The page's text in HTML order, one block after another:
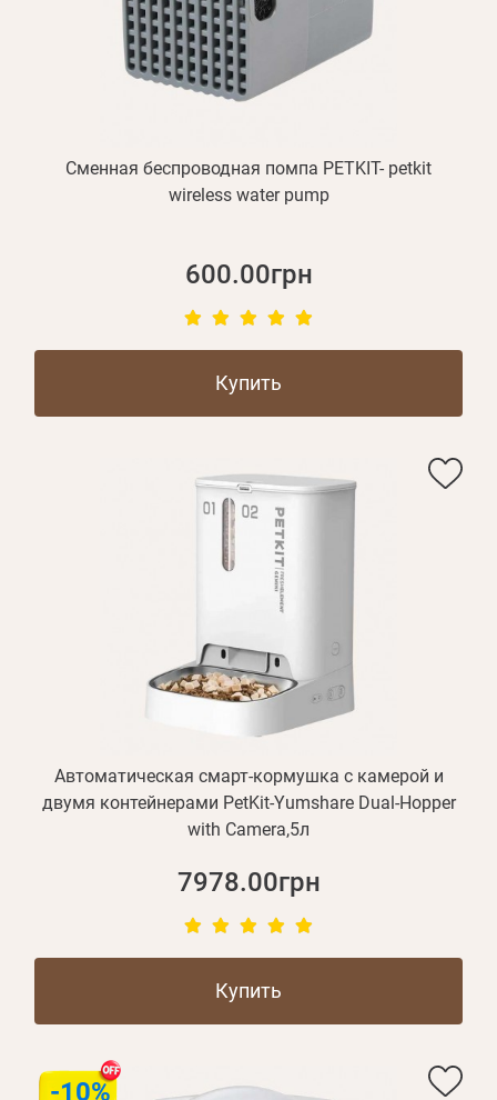
БЛОГ
Оплата и доставка
Оптовым клиентам
+380 (95) 095-00-05
Сменная беспроводная помпа PETKIT- petkit
wireless water pump
600.00грн
Купить
Автоматическая смарт-кормушка с камерой и
двумя контейнерами PetKit-Yumshare Dual-Hopper
with Camera,5л
7978.00грн
Купить
-10%